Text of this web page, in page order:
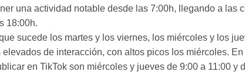
una actividad notable desde las 7:00h, llegando a las
18:00h.
sucede los martes y los viernes, los miércoles y los
de interacción, con altos picos los miércoles.
en TikTok son miércoles y jueves de 9:00 a 11:00 y